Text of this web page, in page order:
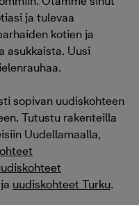
ja tulevaa
kotien ja
asukkaista. Uusi
sopivan uudiskohteen
Tutustu rakenteilla
Uudellamaalla,
ja uudiskohteet Turku.